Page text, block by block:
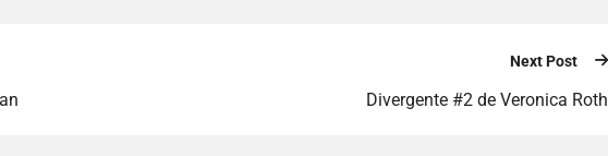
Next Post
Divergente #2 de Veronica Roth